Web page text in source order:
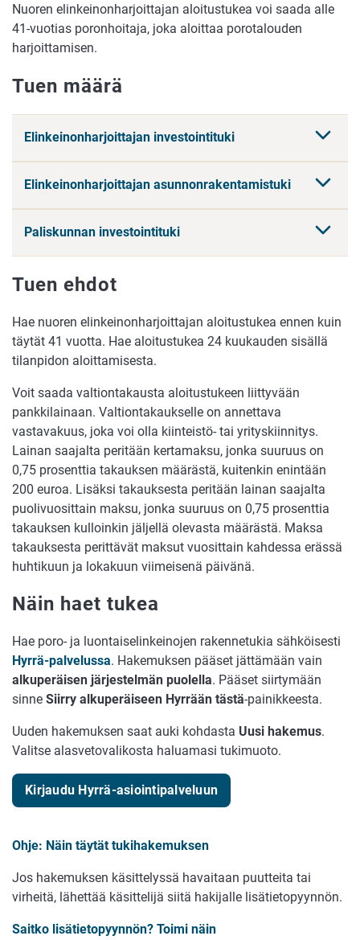
Nuoren elinkeinonharjoittajan aloitustukea voi saada alle
41-vuotias poronhoitaja, joka aloittaa porotalouden
harjoittamisen.
Tuen määrä
Elinkeinonharjoittajan investointituki
Elinkeinonharjoittajan asunnonrakentamistuki
Paliskunnan investointituki
Tuen ehdot
Hae nuoren elinkeinonharjoittajan aloitustukea ennen kuin
täytät 41 vuotta. Hae aloitustukea 24 kuukauden sisällä
tilanpidon aloittamisesta.
Voit saada valtiontakausta aloitustukeen liittyvään
pankkilainaan. Valtiontakaukselle on annettava
vastavakuus, joka voi olla kiinteistö- tai yrityskiinnitys.
Lainan saajalta peritään kertamaksu, jonka suuruus on
0,75 prosenttia takauksen määrästä, kuitenkin enintään
200 euroa. Lisäksi takauksesta peritään lainan saajalta
puolivuosittain maksu, jonka suuruus on 0,75 prosenttia
takauksen kulloinkin jäljellä olevasta määrästä. Maksa
takauksesta perittävät maksut vuosittain kahdessa erässä
huhtikuun ja lokakuun viimeisenä päivänä.
Näin haet tukea
Hae poro- ja luontaiselinkeinojen rakennetukia sähköisesti
Hyrrä-palvelussa. Hakemuksen pääset jättämään vain
alkuperäisen järjestelmän puolella. Pääset siirtymään
sinne Siirry alkuperäiseen Hyrrään tästä-painikkeesta.
Uuden hakemuksen saat auki kohdasta Uusi hakemus.
Valitse alasvetovalikosta haluamasi tukimuoto.
Kirjaudu Hyrrä-asiointipalveluun
Ohje: Näin täytät tukihakemuksen
Jos hakemuksen käsittelyssä havaitaan puutteita tai
virheitä, lähettää käsittelijä siitä hakijalle lisätietopyynnön.
Saitko lisätietopyynnön? Toimi näin